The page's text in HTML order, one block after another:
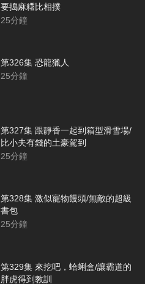
要搗麻糬比相撲
25分鐘
第326集 恐龍獵人
25分鐘
第327集 跟靜香一起到箱型滑雪場/
比小夫有錢的土豪駕到
25分鐘
第328集 激似寵物饅頭/無敵的超級
書包
25分鐘
第329集 來挖吧，蛤蜊盒/讓霸道的
胖虎得到教訓